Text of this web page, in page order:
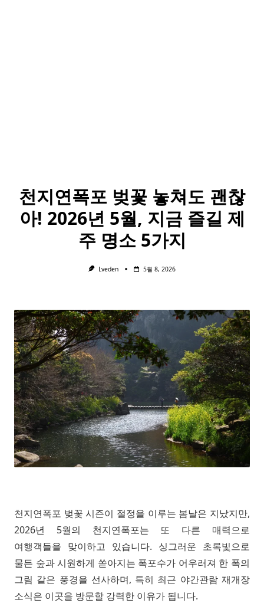
천지연폭포 벚꽃 놓쳐도 괜찮
아! 2026년 5월, 지금 즐길 제
주 명소 5가지
Lveden 5월 8, 2026
천지연폭포 벚꽃 시즌이 절정을 이루는 봄날은 지났지만,
2026년 5월의 천지연폭포는 또 다른 매력으로
여행객들을 맞이하고 있습니다. 싱그러운 초록빛으로
물든 숲과 시원하게 쏟아지는 폭포수가 어우러져 한 폭의
그림 같은 풍경을 선사하며, 특히 최근 야간관람 재개장
소식은 이곳을 방문할 강력한 이유가 됩니다.